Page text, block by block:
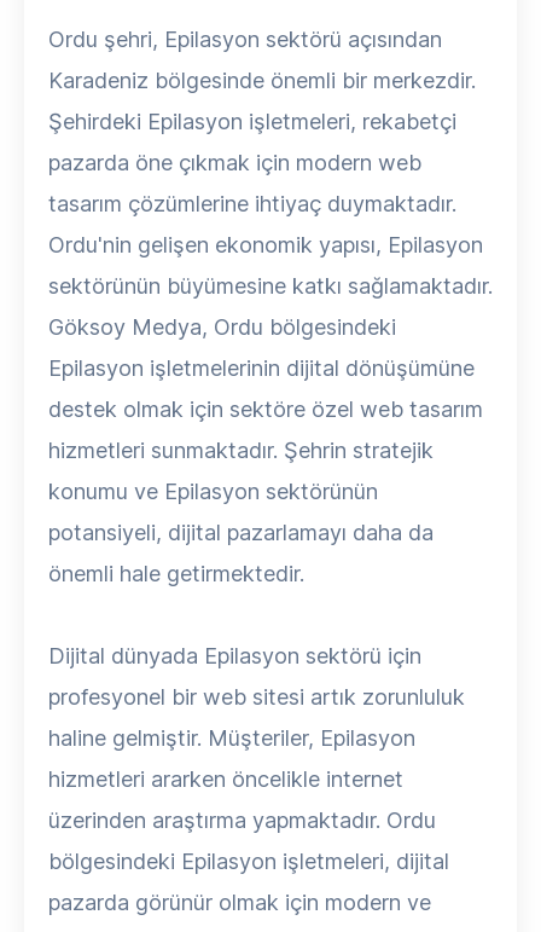
Ordu şehri, Epilasyon sektörü açısından
Karadeniz bölgesinde önemli bir merkezdir.
Şehirdeki Epilasyon işletmeleri, rekabetçi
pazarda öne çıkmak için modern web
tasarım çözümlerine ihtiyaç duymaktadır.
Ordu'nin gelişen ekonomik yapısı, Epilasyon
sektörünün büyümesine katkı sağlamaktadır.
Göksoy Medya, Ordu bölgesindeki
Epilasyon işletmelerinin dijital dönüşümüne
destek olmak için sektöre özel web tasarım
hizmetleri sunmaktadır. Şehrin stratejik
konumu ve Epilasyon sektörünün
potansiyeli, dijital pazarlamayı daha da
önemli hale getirmektedir.
Dijital dünyada Epilasyon sektörü için
profesyonel bir web sitesi artık zorunluluk
haline gelmiştir. Müşteriler, Epilasyon
hizmetleri ararken öncelikle internet
üzerinden araştırma yapmaktadır. Ordu
bölgesindeki Epilasyon işletmeleri, dijital
pazarda görünür olmak için modern ve